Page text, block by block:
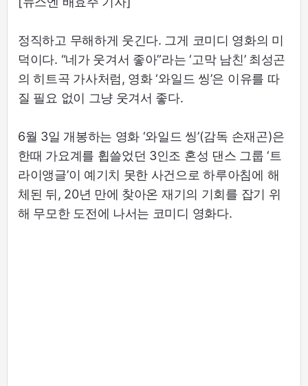
정직하고 무해하게 웃긴다. 그게 코미디 영화의 미
덕이다. “네가 웃겨서 좋아”라는 ‘고막 남친’ 최성곤
의 히트곡 가사처럼, 영화 ‘와일드 씽’은 이유를 따
질 필요 없이 그냥 웃겨서 좋다.
6월 3일 개봉하는 영화 ‘와일드 씽’(감독 손재곤)은
한때 가요계를 휩쓸었던 3인조 혼성 댄스 그룹 ‘트
라이앵글’이 예기치 못한 사건으로 하루아침에 해
체된 뒤, 20년 만에 찾아온 재기의 기회를 잡기 위
해 무모한 도전에 나서는 코미디 영화다.